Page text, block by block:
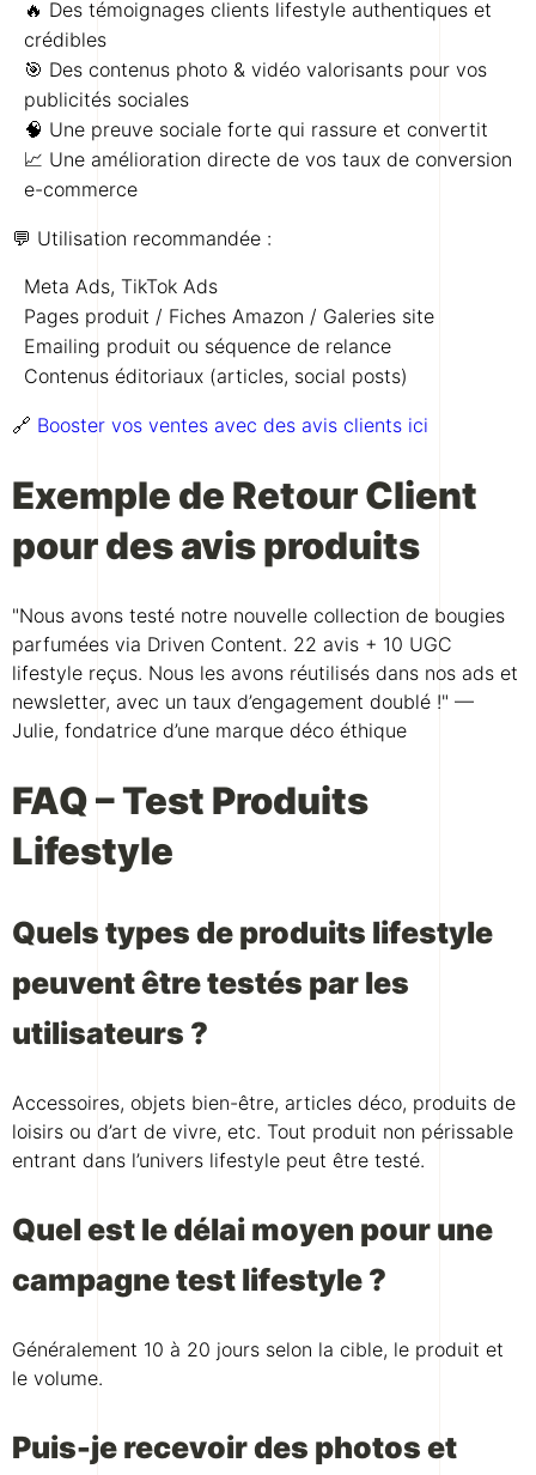
🔥 Des témoignages clients lifestyle authentiques et
crédibles
🎯 Des contenus photo & vidéo valorisants pour vos
publicités sociales
🧠 Une preuve sociale forte qui rassure et convertit
📈 Une amélioration directe de vos taux de conversion
e-commerce
💬 Utilisation recommandée :
Meta Ads, TikTok Ads
Pages produit / Fiches Amazon / Galeries site
Emailing produit ou séquence de relance
Contenus éditoriaux (articles, social posts)
🔗 Booster vos ventes avec des avis clients ici
Exemple de Retour Client
pour des avis produits
"Nous avons testé notre nouvelle collection de bougies
parfumées via Driven Content. 22 avis + 10 UGC
lifestyle reçus. Nous les avons réutilisés dans nos ads et
newsletter, avec un taux d’engagement doublé !" —
Julie, fondatrice d’une marque déco éthique
FAQ – Test Produits
Lifestyle
Quels types de produits lifestyle
peuvent être testés par les
utilisateurs ?
Accessoires, objets bien-être, articles déco, produits de
loisirs ou d’art de vivre, etc. Tout produit non périssable
entrant dans l’univers lifestyle peut être testé.
Quel est le délai moyen pour une
campagne test lifestyle ?
Généralement 10 à 20 jours selon la cible, le produit et
le volume.
Puis-je recevoir des photos et